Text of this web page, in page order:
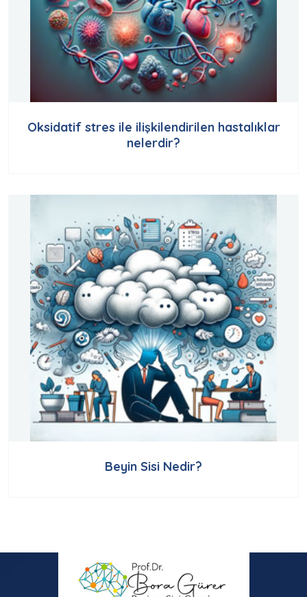
Oksidatif stres ile ilişkilendirilen hastalıklar
nelerdir?
Beyin Sisi Nedir?